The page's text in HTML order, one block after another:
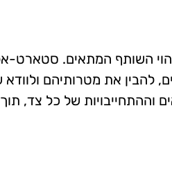
השותף המתאים. סטארט-
להבין את מטרותיהם ולוודא
וההתחייבויות של כל צד,